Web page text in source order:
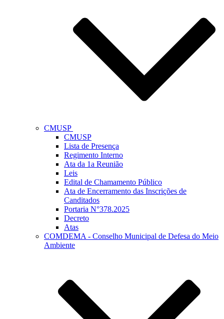
CMUSP
CMUSP
Lista de Presença
Regimento Interno
Ata da 1a Reunião
Leis
Edital de Chamamento Público
Ata de Encerramento das Inscrições de
Canditados
Portaria N°378.2025
Decreto
Atas
COMDEMA - Conselho Municipal de Defesa do Meio
Ambiente